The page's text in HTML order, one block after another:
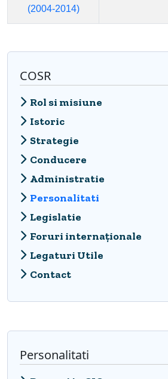
(2004-2014)
COSR
Rol si misiune
Istoric
Strategie
Conducere
Administratie
Personalitati
Legislatie
Foruri internaționale
Legaturi Utile
Contact
Personalitati